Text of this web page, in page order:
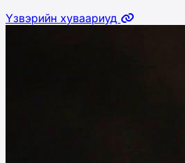
Үзвэрийн хуваариуд